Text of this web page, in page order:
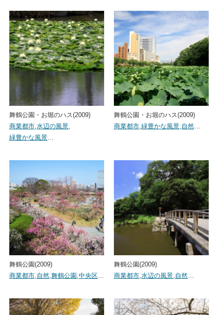
舞鶴公園・お堀のハス(2009)
商業都市,水辺の風景,
緑豊かな風景…
舞鶴公園・お堀のハス(2009)
商業都市,緑豊かな風景,自然…
舞鶴公園(2009)
商業都市,自然,舞鶴公園 ,中央区…
舞鶴公園(2009)
商業都市,水辺の風景,自然…